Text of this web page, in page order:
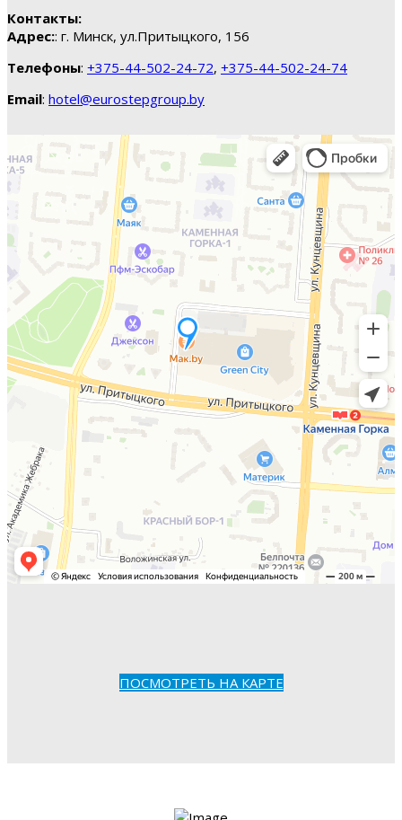
Контакты:
Адрес:: г. Минск, ул.Притыцкого, 156
Телефоны: +375-44-502-24-72, +375-44-502-24-74
Email: hotel@eurostepgroup.by
ПОСМОТРЕТЬ НА КАРТЕ